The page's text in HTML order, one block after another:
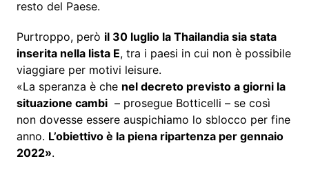
resto del Paese.
Purtroppo, però il 30 luglio la Thailandia sia stata
inserita nella lista E, tra i paesi in cui non è possibile
viaggiare per motivi leisure.
«La speranza è che nel decreto previsto a giorni la
situazione cambi– prosegue Botticelli – se così
non dovesse essere auspichiamo lo sblocco per fine
anno. L’obiettivo è la piena ripartenza per gennaio
2022».